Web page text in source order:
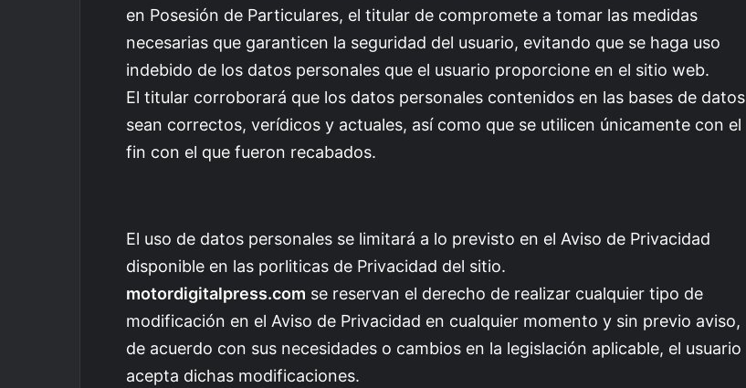
en Posesión de Particulares, el titular de compromete a tomar las medidas
necesarias que garanticen la seguridad del usuario, evitando que se haga uso
indebido de los datos personales que el usuario proporcione en el sitio web.
El titular corroborará que los datos personales contenidos en las bases de datos
sean correctos, verídicos y actuales, así como que se utilicen únicamente con el
fin con el que fueron recabados.
El uso de datos personales se limitará a lo previsto en el Aviso de Privacidad
disponible en las porliticas de Privacidad del sitio.
motordigitalpress.com se reservan el derecho de realizar cualquier tipo de
modificación en el Aviso de Privacidad en cualquier momento y sin previo aviso,
de acuerdo con sus necesidades o cambios en la legislación aplicable, el usuario
acepta dichas modificaciones.